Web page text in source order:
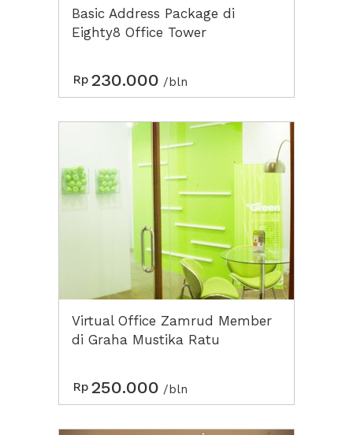
Basic Address Package di
Eighty8 Office Tower
Rp 230.000 /bln
Virtual Office Zamrud Member
di Graha Mustika Ratu
Rp 250.000 /bln